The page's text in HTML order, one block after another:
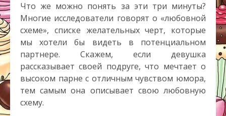
Что же можно понять за эти три минуты?
Многие исследователи говорят о «любовной
схеме», списке желательных черт, которые
мы хотели бы видеть в потенциальном
партнере. Скажем, если девушка
рассказывает своей подруге, что мечтает о
высоком парне с отличным чувством юмора,
тем самым она описывает свою любовную
схему.